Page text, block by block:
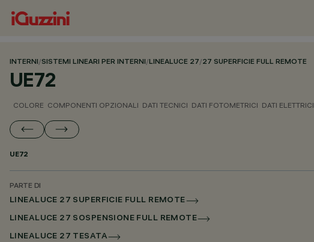
INTERNI/SISTEMI LINEARI PER INTERNI/LINEALUCE 27/27 SUPERFICIE FULL REMOTE
UE72
COLORE COMPONENTI OPZIONALI DATI TECNICI DATI FOTOMETRICI DATI ELETTRICI
UE72
PARTE DI
LINEALUCE 27 SUPERFICIE FULL REMOTE
LINEALUCE 27 SOSPENSIONE FULL REMOTE
LINEALUCE 27 TESATA